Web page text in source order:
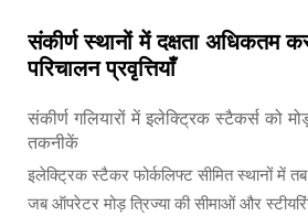
संकीर्ण स्थानों में दक्षता अधिकतम
परिचालन प्रवृत्तियाँ
संकीर्ण गलियारों में इलेक्ट्रिक स्टैकर्स को
तकनीकें
इलेक्ट्रिक स्टैकर फोर्कलिफ्ट सीमित स्थानों में
जब ऑपरेटर मोड़ त्रिज्या की सीमाओं और